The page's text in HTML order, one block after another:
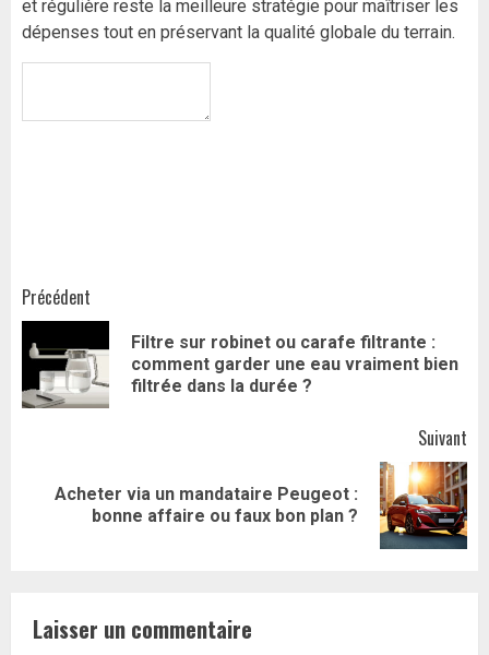
et régulière reste la meilleure stratégie pour maîtriser les
dépenses tout en préservant la qualité globale du terrain.
Navigation
d’article
Précédent
Filtre sur robinet ou carafe filtrante :
comment garder une eau vraiment bien
filtrée dans la durée ?
Suivant
ArticleAcheter via un mandataire Peugeot :
bonne affaire ou faux bon plan ?
Laisser un commentaire